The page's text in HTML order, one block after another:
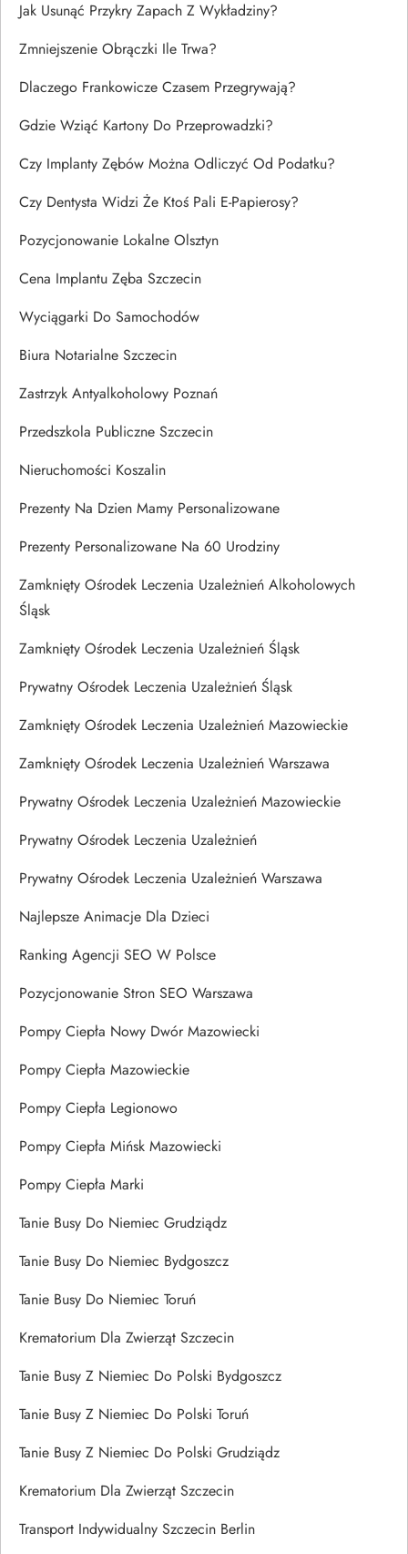
Jak Usunąć Przykry Zapach Z Wykładziny?
Zmniejszenie Obrączki Ile Trwa?
Dlaczego Frankowicze Czasem Przegrywają?
Gdzie Wziąć Kartony Do Przeprowadzki?
Czy Implanty Zębów Można Odliczyć Od Podatku?
Czy Dentysta Widzi Że Ktoś Pali E-Papierosy?
Pozycjonowanie Lokalne Olsztyn
Cena Implantu Zęba Szczecin
Wyciągarki Do Samochodów
Biura Notarialne Szczecin
Zastrzyk Antyalkoholowy Poznań
Przedszkola Publiczne Szczecin
Nieruchomości Koszalin
Prezenty Na Dzien Mamy Personalizowane
Prezenty Personalizowane Na 60 Urodziny
Zamknięty Ośrodek Leczenia Uzależnień Alkoholowych
Śląsk
Zamknięty Ośrodek Leczenia Uzależnień Śląsk
Prywatny Ośrodek Leczenia Uzależnień Śląsk
Zamknięty Ośrodek Leczenia Uzależnień Mazowieckie
Zamknięty Ośrodek Leczenia Uzależnień Warszawa
Prywatny Ośrodek Leczenia Uzależnień Mazowieckie
Prywatny Ośrodek Leczenia Uzależnień
Prywatny Ośrodek Leczenia Uzależnień Warszawa
Najlepsze Animacje Dla Dzieci
Ranking Agencji SEO W Polsce
Pozycjonowanie Stron SEO Warszawa
Pompy Ciepła Nowy Dwór Mazowiecki
Pompy Ciepła Mazowieckie
Pompy Ciepła Legionowo
Pompy Ciepła Mińsk Mazowiecki
Pompy Ciepła Marki
Tanie Busy Do Niemiec Grudziądz
Tanie Busy Do Niemiec Bydgoszcz
Tanie Busy Do Niemiec Toruń
Krematorium Dla Zwierząt Szczecin
Tanie Busy Z Niemiec Do Polski Bydgoszcz
Tanie Busy Z Niemiec Do Polski Toruń
Tanie Busy Z Niemiec Do Polski Grudziądz
Krematorium Dla Zwierząt Szczecin
Transport Indywidualny Szczecin Berlin